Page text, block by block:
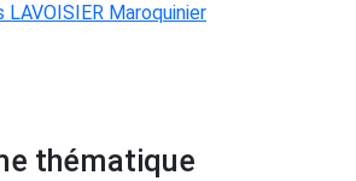
Maroquinier
thématique